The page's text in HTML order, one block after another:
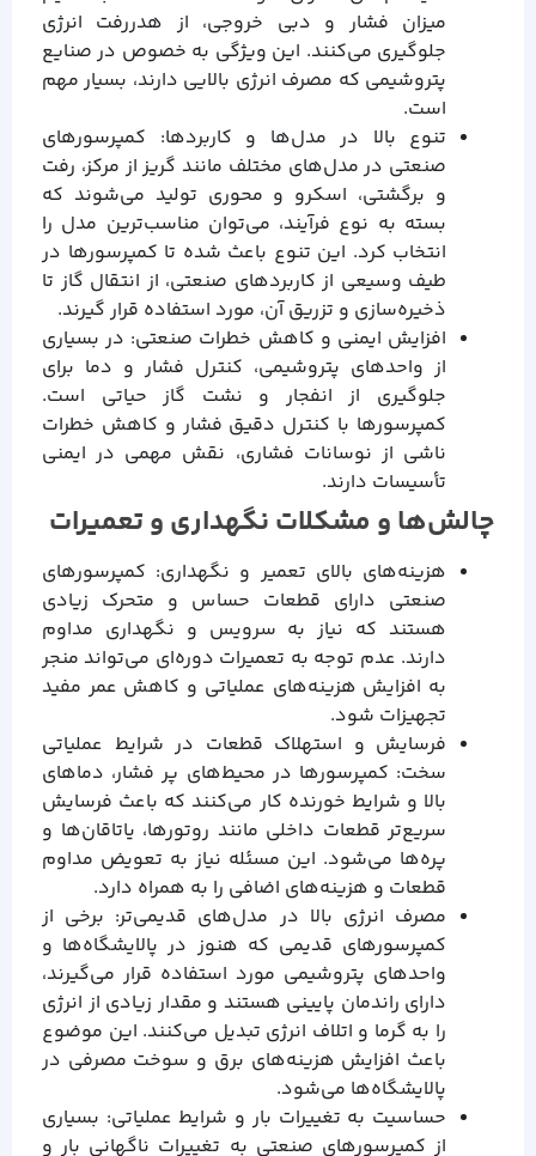
میزان فشار و دبی خروجی، از هدررفت انرژی
جلوگیری می‌کنند. این ویژگی به خصوص در صنایع
پتروشیمی که مصرف انرژی بالایی دارند، بسیار مهم
است.
تنوع بالا در مدل‌ها و کاربردها: کمپرسورهای
صنعتی در مدل‌های مختلف مانند گریز از مرکز، رفت
و برگشتی، اسکرو و محوری تولید می‌شوند که
بسته به نوع فرآیند، می‌توان مناسب‌ترین مدل را
انتخاب کرد. این تنوع باعث شده تا کمپرسورها در
طیف وسیعی از کاربردهای صنعتی، از انتقال گاز تا
ذخیره‌سازی و تزریق آن، مورد استفاده قرار گیرند.
افزایش ایمنی و کاهش خطرات صنعتی: در بسیاری
از واحدهای پتروشیمی، کنترل فشار و دما برای
جلوگیری از انفجار و نشت گاز حیاتی است.
کمپرسورها با کنترل دقیق فشار و کاهش خطرات
ناشی از نوسانات فشاری، نقش مهمی در ایمنی
تأسیسات دارند.
چالش‌ها و مشکلات نگهداری و تعمیرات
هزینه‌های بالای تعمیر و نگهداری: کمپرسورهای
صنعتی دارای قطعات حساس و متحرک زیادی
هستند که نیاز به سرویس و نگهداری مداوم
دارند. عدم توجه به تعمیرات دوره‌ای می‌تواند منجر
به افزایش هزینه‌های عملیاتی و کاهش عمر مفید
تجهیزات شود.
فرسایش و استهلاک قطعات در شرایط عملیاتی
سخت: کمپرسورها در محیط‌های پر فشار، دماهای
بالا و شرایط خورنده کار می‌کنند که باعث فرسایش
سریع‌تر قطعات داخلی مانند روتورها، یاتاقان‌ها و
پره‌ها می‌شود. این مسئله نیاز به تعویض مداوم
قطعات و هزینه‌های اضافی را به همراه دارد.
مصرف انرژی بالا در مدل‌های قدیمی‌تر: برخی از
کمپرسورهای قدیمی که هنوز در پالایشگاه‌ها و
واحدهای پتروشیمی مورد استفاده قرار می‌گیرند،
دارای راندمان پایینی هستند و مقدار زیادی از انرژی
را به گرما و اتلاف انرژی تبدیل می‌کنند. این موضوع
باعث افزایش هزینه‌های برق و سوخت مصرفی در
پالایشگاه‌ها می‌شود.
حساسیت به تغییرات بار و شرایط عملیاتی: بسیاری
از کمپرسورهای صنعتی به تغییرات ناگهانی بار و